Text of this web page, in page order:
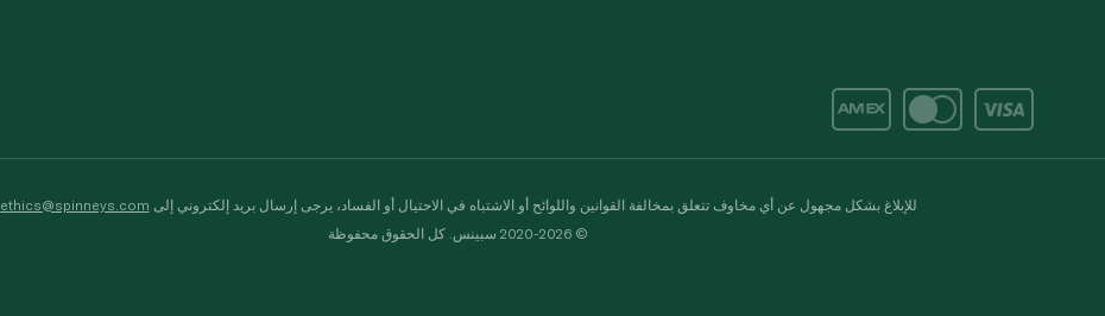
للإبلاغ بشكل مجهول عن أي مخاوف تتعلق بمخالفة القوانين واللوائح أو الاشتباه في الاحتيال أو الفساد، يرجى إرسال بريد إلكتروني إلى ethics@spinneys.com
© 2020-2026 سبينس. كل الحقوق محفوظة